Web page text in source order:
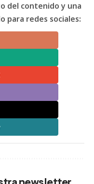
del contenido y una
para redes sociales: